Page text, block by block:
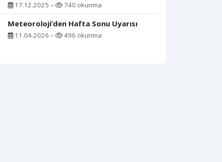
17.12.2025 – 740 okunma
Meteoroloji’den Hafta Sonu Uyarısı
11.04.2026 – 496 okunma